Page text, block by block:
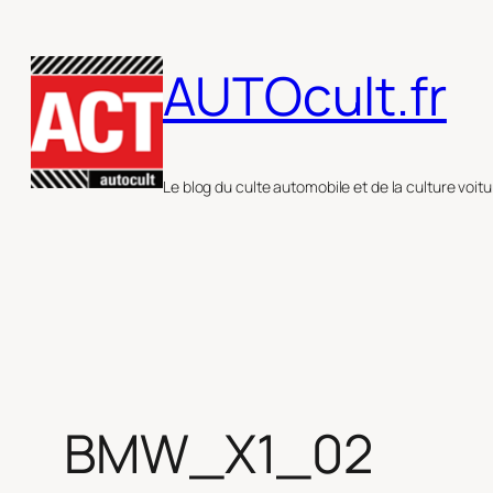
au
contenu
AUTOcult.fr
Le blog du culte automobile et de la culture
BMW_X1_02